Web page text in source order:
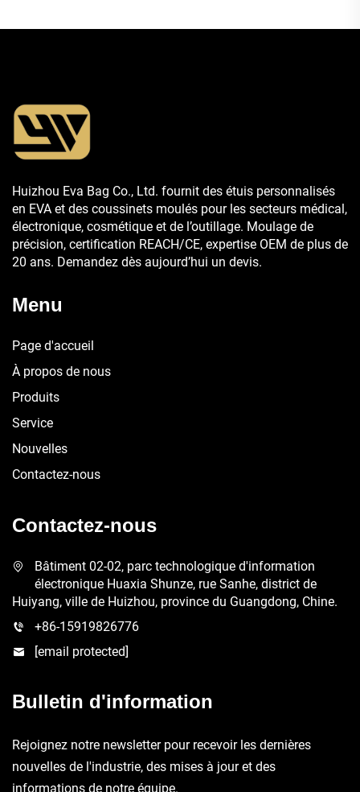
Huizhou Eva Bag Co., Ltd. fournit des étuis personnalisés
en EVA et des coussinets moulés pour les secteurs médical,
électronique, cosmétique et de l’outillage. Moulage de
précision, certification REACH/CE, expertise OEM de plus de
20 ans. Demandez dès aujourd’hui un devis.
Menu
Page d'accueil
À propos de nous
Produits
Service
Nouvelles
Contactez-nous
Contactez-nous
Bâtiment 02-02, parc technologique d'information
électronique Huaxia Shunze, rue Sanhe, district de
Huiyang, ville de Huizhou, province du Guangdong, Chine.
+86-15919826776
[email protected]
Bulletin d'information
Rejoignez notre newsletter pour recevoir les dernières
nouvelles de l'industrie, des mises à jour et des
informations de notre équipe.